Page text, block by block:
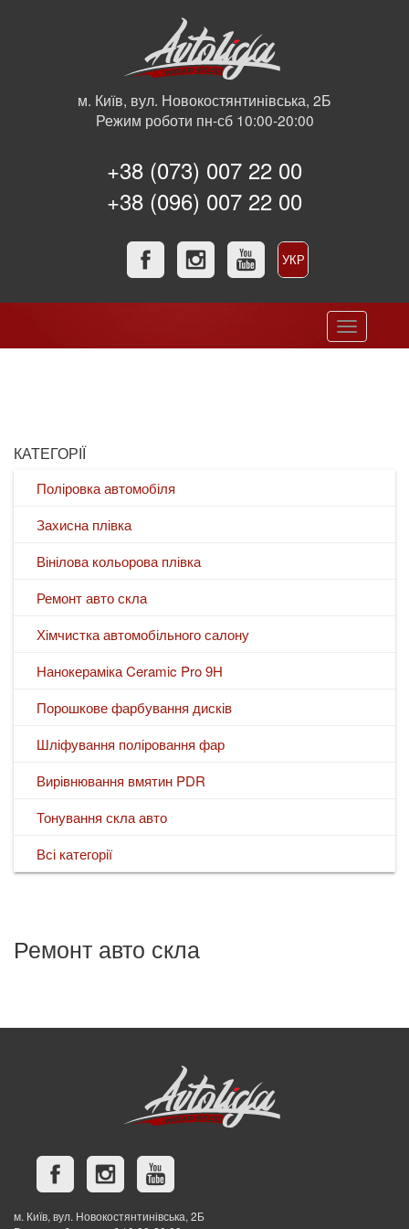
м. Київ, вул. Новокостянтинівська, 2Б
Режим роботи пн-сб 10:00-20:00
+38 (073) 007 22 00
+38 (096) 007 22 00
УКР
Toggle
navigation
КАТЕГОРІЇ
Поліровка автомобіля
Захисна плівка
Вінілова кольорова плівка
Ремонт авто скла
Хімчистка автомобільного салону
Нанокераміка Ceramic Pro 9H
Порошкове фарбування дисків
Шліфування поліровання фар
Вирівнювання вмятин PDR
Тонування скла авто
Всі категорії
Ремонт авто скла
м. Київ, вул. Новокостянтинівська, 2Б